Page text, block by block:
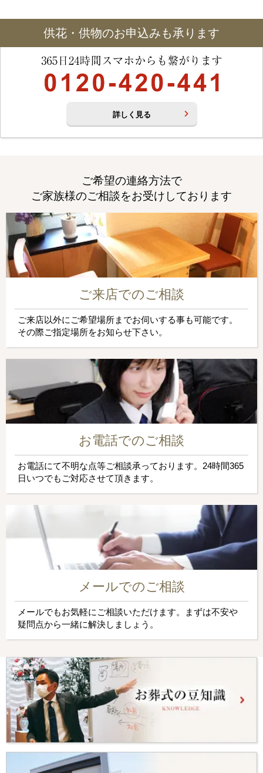
供花・供物のお申込みも承ります
詳しく見る
ご希望の連絡方法で
ご家族様のご相談をお受けしております
ご来店でのご相談
ご来店以外にご希望場所までお伺いする事も可能です。
その際ご指定場所をお知らせ下さい。
お電話でのご相談
お電話にて不明な点等ご相談承っております。24時間365
日いつでもご対応させて頂きます。
メールでのご相談
メールでもお気軽にご相談いただけます。まずは不安や
疑問点から一緒に解決しましょう。